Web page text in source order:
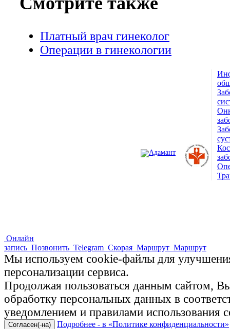
Платный врач гинеколог
Операции в гинекологии
Онлайн
запись Позвонить Telegram Скорая Маршрут Маршрут
Мы используем cookie-файлы для
персонализации сервиса.
Продолжая пользоваться данным сайтом, Вы
обработку персональных данных в
уведомлением и правилами использования
Согласен(-на) Подробнее - в «Политике конфиденциальности»